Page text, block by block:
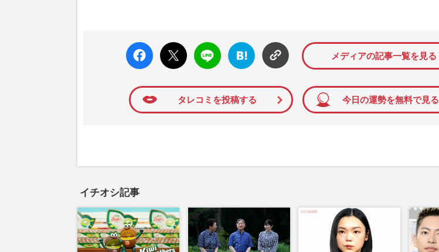
faceboo
k いい
ね
X ポス
ト
LINE
はてな
ブック
マーク
メディアの記事一覧を見る
タレコミを投稿する 今日の運勢を無料で見る
イチオシ記事